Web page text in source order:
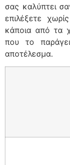
σας καλύπτει
επιλέξετε
κάποια από τα
που το
αποτέλεσμα.